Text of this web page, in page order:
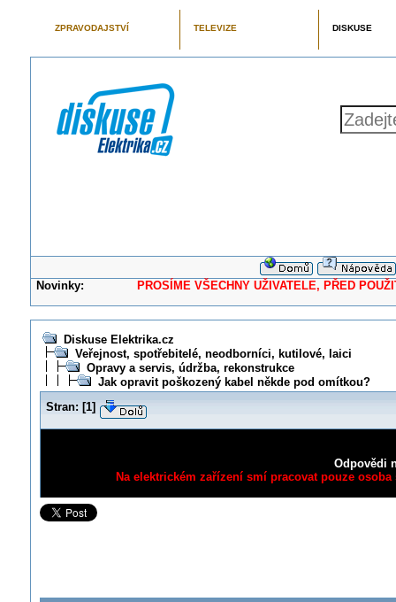
ZPRAVODAJSTVÍ TELEVIZE DISKUSE
Novinky: PROSÍME VŠECHNY UŽIVATELE, PŘED
Diskuse Elektrika.cz
Veřejnost, spotřebitelé, neodborníci, kutilové, laici
Opravy a servis, údržba, rekonstrukce
Jak opravit poškozený kabel někde pod omítkou?
Stran: [1]
Odpovědi
Na elektrickém zařízení smí pracovat pouze